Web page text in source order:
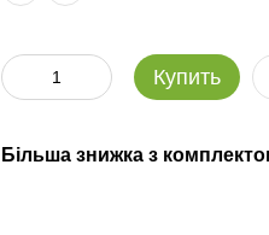
Купить
Більша знижка з